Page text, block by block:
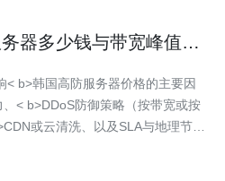
器多少钱与带宽峰值防
< b>DDoS防御策略（按带宽或按
或云清洗、以及SLA与地理节点
洗中心的供应商，能在价格与防护